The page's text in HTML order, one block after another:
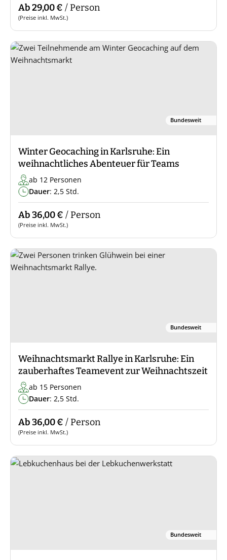
Ab 29,00 € / Person
(Preise inkl. MwSt.)
Bundesweit
Winter Geocaching in Karlsruhe: Ein
weihnachtliches Abenteuer für Teams
ab 12 Personen
Dauer: 2,5 Std.
Ab 36,00 € / Person
(Preise inkl. MwSt.)
Bundesweit
Weihnachtsmarkt Rallye in Karlsruhe: Ein
zauberhaftes Teamevent zur Weihnachtszeit
ab 15 Personen
Dauer: 2,5 Std.
Ab 36,00 € / Person
(Preise inkl. MwSt.)
Bundesweit